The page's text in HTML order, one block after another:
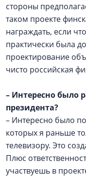
стороны
таком проекте
награждать, если
практически была
проектирование
чисто российская
– Интересно было
президента?
– Интересно было
которых я раньше
телевизору. Это
Плюс
участвуешь в